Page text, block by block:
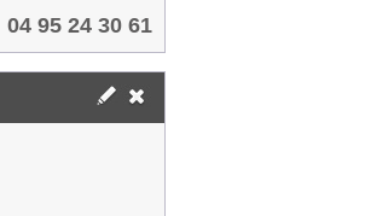
04 95 24 30 61